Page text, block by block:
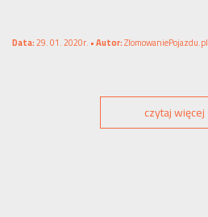
Data:29. 01. 2020r. •Autor:ZlomowaniePojazdu.pl
czytaj więcej